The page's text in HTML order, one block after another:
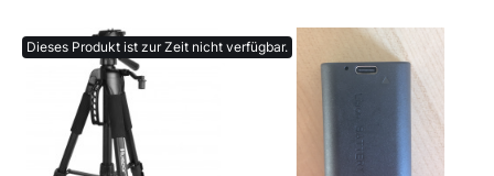
Dieses Produkt ist zur Zeit nicht verfügbar.